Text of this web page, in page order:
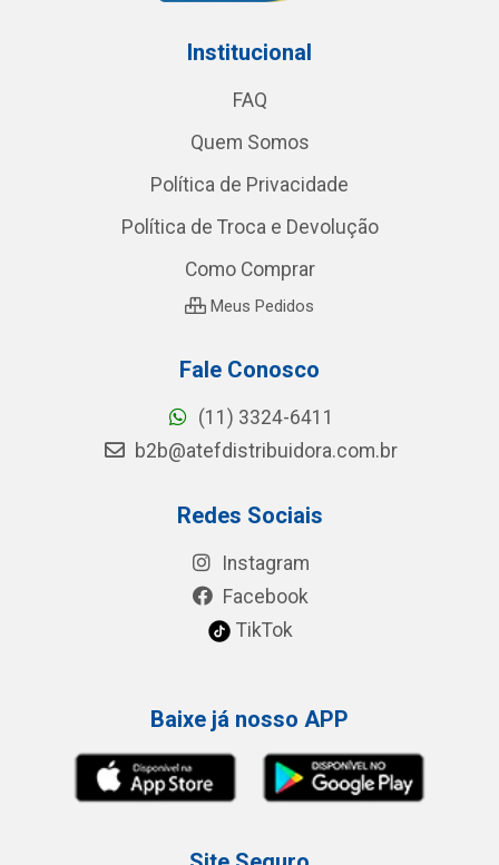
Institucional
FAQ
Quem Somos
Política de Privacidade
Política de Troca e Devolução
Como Comprar
Meus Pedidos
Fale Conosco
(11) 3324-6411
b2b@atefdistribuidora.com.br
Redes Sociais
Instagram
Facebook
TikTok
Baixe já nosso APP